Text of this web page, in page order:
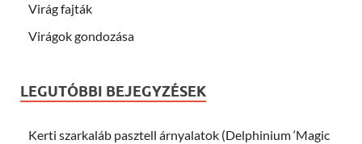
Virág fajták
Virágok gondozása
LEGUTÓBBI BEJEGYZÉSEK
Kerti szarkaláb pasztell árnyalatok (Delphinium ‘Magic